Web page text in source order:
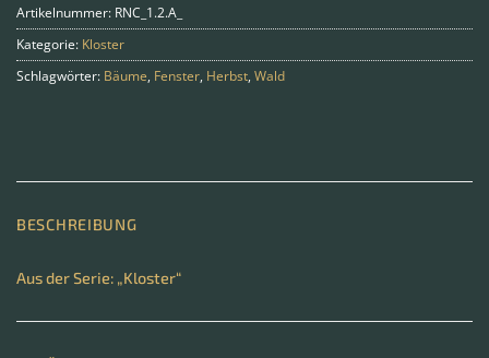
Artikelnummer: RNC_1.2.A_
Kategorie: Kloster
Schlagwörter: Bäume, Fenster, Herbst, Wald
BESCHREIBUNG
Aus der Serie: „Kloster“